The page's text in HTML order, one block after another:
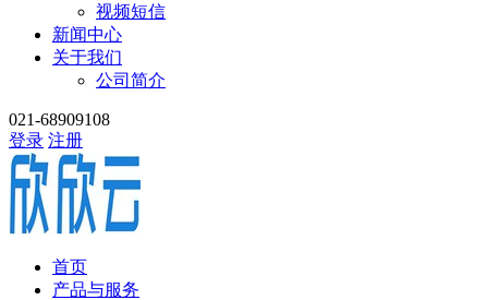
视频短信
新闻中心
关于我们
公司简介
021-68909108
登录 注册
首页
产品与服务